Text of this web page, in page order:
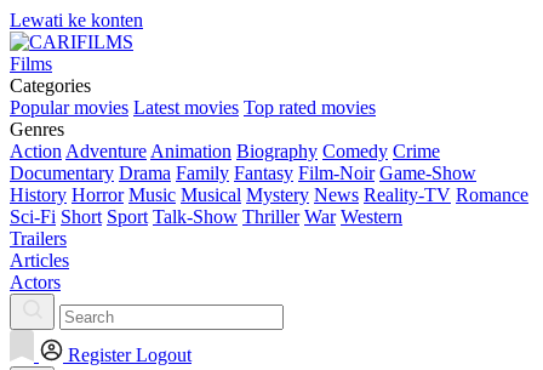
Lewati ke konten
Films
Categories
Popular movies Latest movies Top rated movies
Genres
Action Adventure Animation Biography Comedy Crime
Documentary Drama Family Fantasy Film-Noir Game-Show
History Horror Music Musical Mystery News Reality-TV Romance
Sci-Fi Short Sport Talk-Show Thriller War Western
Trailers
Articles
Actors
Register Logout